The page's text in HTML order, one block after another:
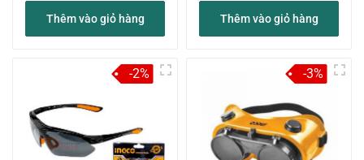
Thêm vào giỏ hàng Thêm vào giỏ hàng
-2% -3%